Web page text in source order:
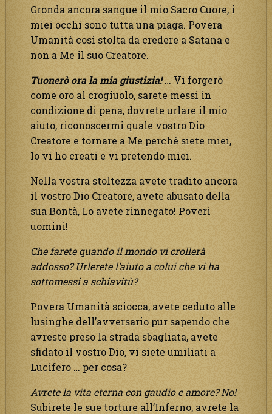
Gronda ancora sangue il mio Sacro Cuore, i
miei occhi sono tutta una piaga. Povera
Umanità così stolta da credere a Satana e
non a Me il suo Creatore.
Tuonerò ora la mia giustizia!… Vi forgerò
come oro al crogiuolo, sarete messi in
condizione di pena, dovrete urlare il mio
aiuto, riconoscermi quale vostro Dio
Creatore e tornare a Me perché siete miei,
Io vi ho creati e vi pretendo miei.
Nella vostra stoltezza avete tradito ancora
il vostro Dio Creatore, avete abusato della
sua Bontà, Lo avete rinnegato! Poveri
uomini!
Che farete quando il mondo vi crollerà
addosso? Urlerete l’aiuto a colui che vi ha
sottomessi a schiavitù?
Povera Umanità sciocca, avete ceduto alle
lusinghe dell’avversario pur sapendo che
avreste preso la strada sbagliata, avete
sfidato il vostro Dio, vi siete umiliati a
Lucifero … per cosa?
Avrete la vita eterna con gaudio e amore? No!
Subirete le sue torture all’Inferno, avrete la